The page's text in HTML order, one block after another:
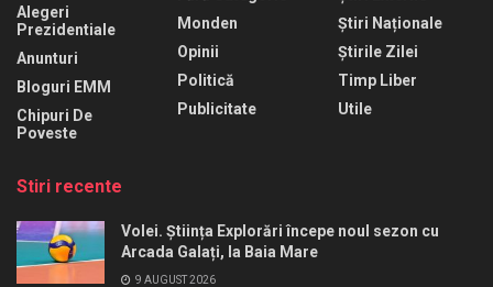
Alegeri
Prezidentiale
Anunturi
Bloguri EMM
Chipuri De
Poveste
Monden
Opinii
Politică
Publicitate
Știri Naționale
Știrile Zilei
Timp Liber
Utile
Stiri recente
Volei. Știința Explorări începe noul sezon cu
Arcada Galați, la Baia Mare
9 AUGUST 2026